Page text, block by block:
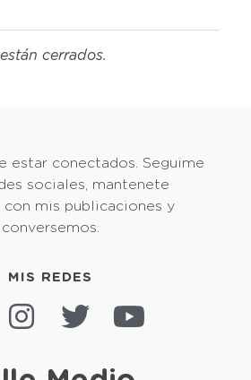
cerrados.
estar conectados. Seguime
sociales, mantenete
mis publicaciones y
conversemos.
MIS REDES